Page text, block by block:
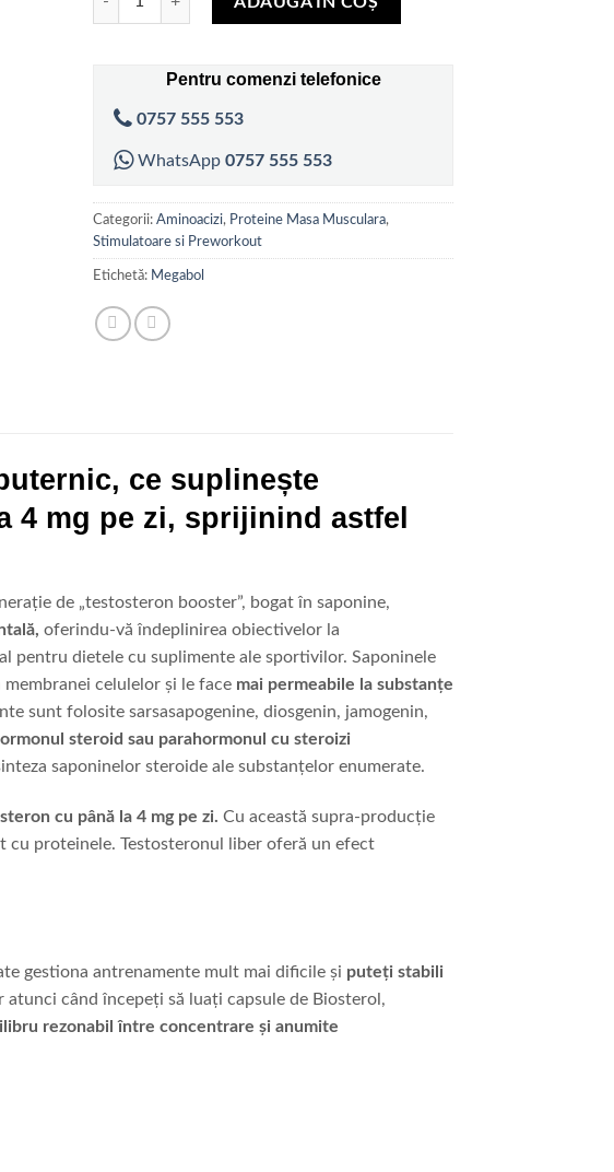
42,00 lei.
Pentru comenzi telefonice
0757 555 553
WhatsApp 0757 555 553
Categorii: Aminoacizi, Proteine Masa Musculara,
Stimulatoare si Preworkout
Etichetă: Megabol
ce suplinește
4 mg pe zi, sprijinind astfel
de „testosteron booster”, bogat în saponine,
oferindu-vă îndeplinirea obiectivelor la
pentru dietele cu suplimente ale sportivilor. Saponinele
celulelor și le face mai permeabile la substanțe
sunt folosite sarsasapogenine, diosgenin, jamogenin,
steroid sau parahormonul cu steroizi
saponinelor steroide ale substanțelor enumerate.
cu până la 4 mg pe zi. Cu această supra-producție
cu proteinele. Testosteronul liber oferă un efect
gestiona antrenamente mult mai dificile și puteți stabili
când începeți să luați capsule de Biosterol,
rezonabil între concentrare și anumite